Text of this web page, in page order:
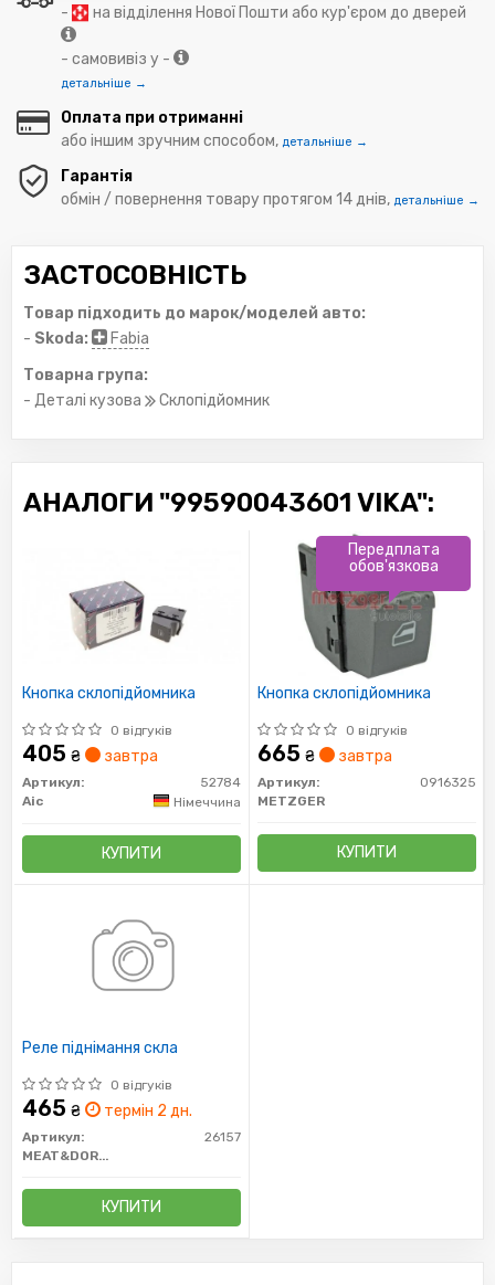
-
на відділення Нової Пошти або кур'єром до дверей
- самовивіз у -
детальніше →
Оплата при отриманні
або іншим зручним способом, детальніше →
Гарантія
обмін / повернення товару протягом 14 днів, детальніше →
ЗАСТОСОВНІСТЬ
Товар підходить до марок/моделей авто:
- Skoda:
Fabia
Товарна група:
- Деталі кузова
Склопідйомник
АНАЛОГИ "99590043601 VIKA":
Кнопка склопідйомника
0 відгуків
405 ₴ завтра
Артикул:
52784
Aic
Німеччина
КУПИТИ
Кнопка склопідйомника
0 відгуків
665 ₴ завтра
Артикул:
0916325
METZGER
КУПИТИ
Передплата
обов'язкова
Реле піднімання скла
0 відгуків
465 ₴ термін 2 дн.
Артикул:
26157
MEAT&DORIA
КУПИТИ